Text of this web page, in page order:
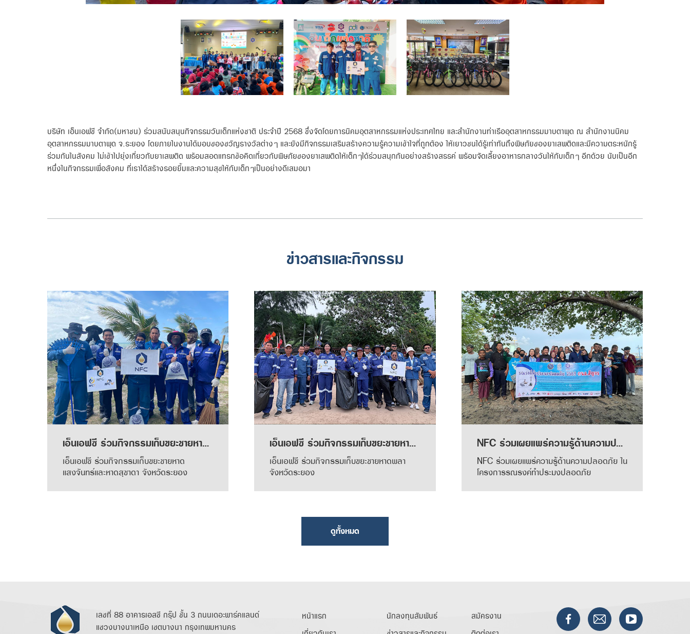
บริษัท เอ็นเอฟซี จำกัด(มหาชน) ร่วมสนับสนุนกิจกรรมวันเด็กแห่งชาติ ประจำปี 2568 ซึ่งจัดโดยการนิคมอุตสาหกรรมแห่งประเทศไทย และสำนักงานท่าเรืออุตสาหกรรมมาบตาพุด ณ สำนักงานนิคม
อุตสาหกรรมมาบตาพุด จ.ระยอง โดยภายในงานได้มอบของขวัญรางวัลต่างๆ และยังมีกิจกรรมเสริมสร้างความรู้ความเข้าใจที่ถูกต้อง ให้เยาวชนได้รู้เท่าทันถึงพิษภัยของยาเสพติดและมีความตระหนักรู้
ร่วมกันในสังคม ไม่เข้าไปยุ่งเกี่ยวกับยาเสพติด พร้อมสอดแทรกข้อคิดเกี่ยวกับพิษภัยของยาเสพติดให้เด็กๆได้ร่วมสนุกกันอย่างสร้างสรรค์ พร้อมจัดเลี้ยงอาหารกลางวันให้กับเด็กๆ อีกด้วย นับเป็นอีก
หนึ่งในกิจกรรมเพื่อสังคม ที่เราได้สร้างรอยยิ้มและความสุขให้กับเด็กๆเป็นอย่างดีเสมอมา
ข่าวสารและกิจกรรม
เอ็นเอฟซี ร่วมกิจกรรมเก็บขยะชายหาดแสงจันทร์และหาดสุชาดา จังหวัดระยอง
เอ็นเอฟซี ร่วมกิจกรรมเก็บขยะชายหาด
แสงจันทร์และหาดสุชาดา จังหวัดระยอง
เอ็นเอฟซี ร่วมกิจกรรมเก็บขยะชายหาดพลา จังหวัดระยอง
เอ็นเอฟซี ร่วมกิจกรรมเก็บขยะชายหาดพลา
จังหวัดระยอง
NFC ร่วมเผยแพร่ความรู้ด้านความปลอดภัย ในโครงการรณรงค์ทำประมงปลอดภัย
NFC ร่วมเผยแพร่ความรู้ด้านความปลอดภัย ใน
โครงการรณรงค์ทำประมงปลอดภัย
ดูทั้งหมด
เลขที่ 88 อาคารเอสซี กรุ๊ป ชั้น 3 ถนนเดอะพาร์คแลนด์
แขวงบางนาเหนือ เขตบางนา กรุงเทพมหานคร
หน้าแรก
นักลงทุนสัมพันธ์
สมัครงาน